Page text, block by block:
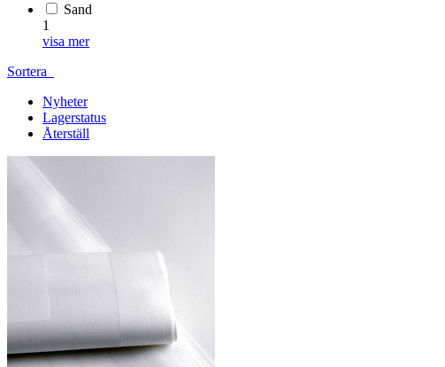
Sand
1
visa mer
Sortera
Nyheter
Lagerstatus
Återställ